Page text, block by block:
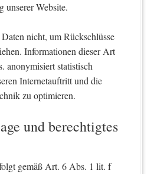
unserer Website.
nicht, um Rückschlüsse
Informationen dieser Art
anonymisiert statistisch
Internetauftritt und die
zu optimieren.
und berechtigtes
gemäß Art. 6 Abs. 1 lit. f